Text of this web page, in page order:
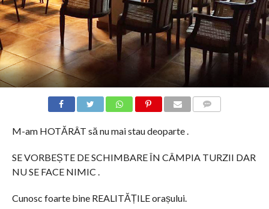
M-am HOTĂRÂT să nu mai stau deoparte .
SE VORBEȘTE DE SCHIMBARE ÎN CÂMPIA TURZII DAR
NU SE FACE NIMIC .
Cunosc foarte bine REALITĂȚILE orașului.